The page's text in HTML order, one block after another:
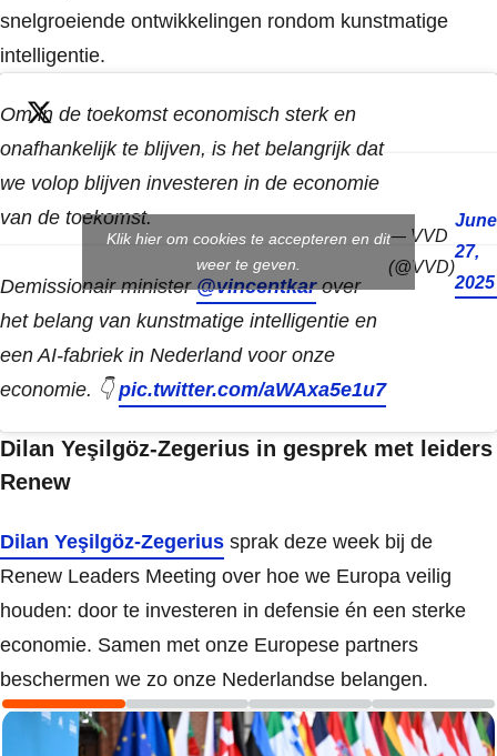
snelgroeiende ontwikkelingen rondom kunstmatige
intelligentie.
Om in de toekomst economisch sterk en
onafhankelijk te blijven, is het belangrijk dat
we volop blijven investeren in de economie
van de toekomst.
Demissionair minister@vincentkarover
het belang van kunstmatige intelligentie en
een AI-fabriek in Nederland voor onze
economie. 👇 pic.twitter.com/aWAxa5e1u7
— VVD
(@VVD)
June
27,
2025
Klik hier om cookies te accepteren en dit
weer te geven.
Dilan Yeşilgöz-Zegerius in gesprek met leiders
Renew
Dilan Yeşilgöz-Zegerius sprak deze week bij de
Renew Leaders Meeting over hoe we Europa veilig
houden: door te investeren in defensie én een sterke
economie. Samen met onze Europese partners
beschermen we zo onze Nederlandse belangen.